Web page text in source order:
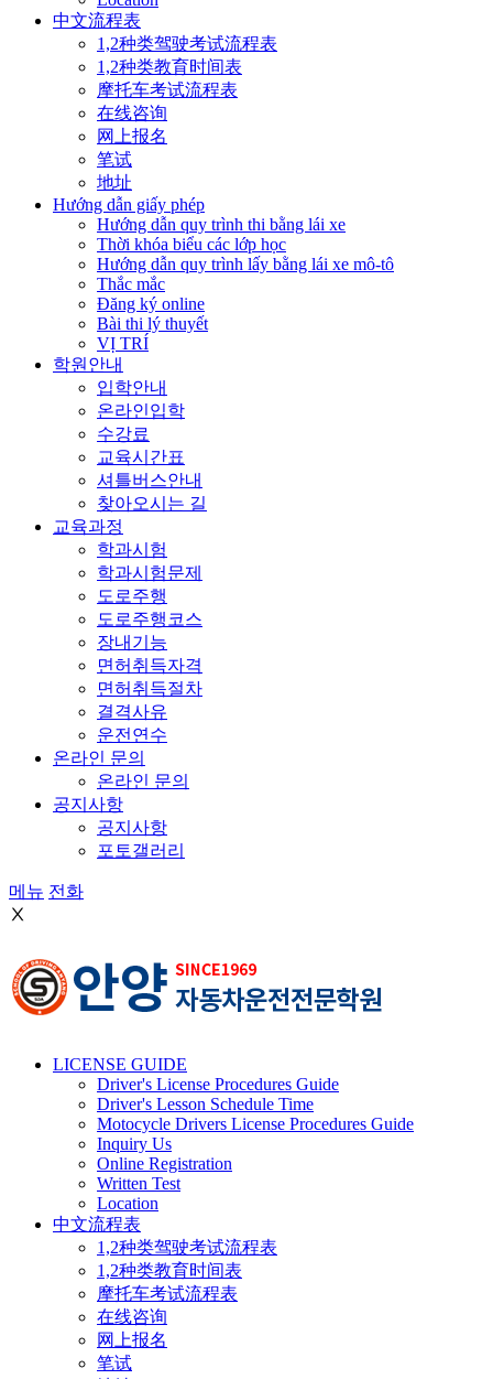
中文流程表
1,2种类驾驶考试流程表
1,2种类教育时间表
摩托车考试流程表
在线咨询
网上报名
笔试
地址
Hướng dẫn giấy phép
Hướng dẫn quy trình thi bằng lái xe
Thời khóa biểu các lớp học
Hướng dẫn quy trình lấy bằng lái xe mô-tô
Thắc mắc
Đăng ký online
Bài thi lý thuyết
VỊ TRÍ
학원안내
입학안내
온라인입학
수강료
교육시간표
셔틀버스안내
찾아오시는 길
교육과정
학과시험
학과시험문제
도로주행
도로주행코스
장내기능
면허취득자격
면허취득절차
결격사유
운전연수
온라인 문의
온라인 문의
공지사항
공지사항
포토갤러리
메뉴 전화
Ⅹ
LICENSE GUIDE
Driver's License Procedures Guide
Driver's Lesson Schedule Time
Motocycle Drivers License Procedures Guide
Inquiry Us
Online Registration
Written Test
Location
中文流程表
1,2种类驾驶考试流程表
1,2种类教育时间表
摩托车考试流程表
在线咨询
网上报名
笔试